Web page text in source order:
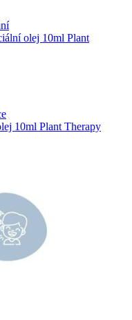
olej 10ml Plant
10ml Plant Therapy